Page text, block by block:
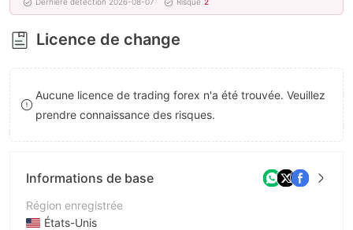
6
7
8
9
6
7
8
9
Licence de change
Aucune licence de trading forex n'a été trouvée. Veuillez
prendre connaissance des risques.
Informations de base
Région enregistrée
États-Unis